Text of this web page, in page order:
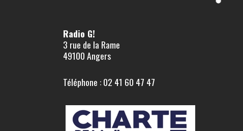
Radio G!
3 rue de la Rame
49100 Angers
Téléphone : 02 41 60 47 47